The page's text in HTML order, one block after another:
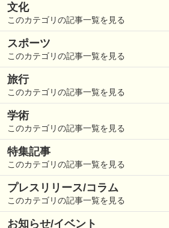
文化
このカテゴリの記事一覧を見る
スポーツ
このカテゴリの記事一覧を見る
旅行
このカテゴリの記事一覧を見る
学術
このカテゴリの記事一覧を見る
特集記事
このカテゴリの記事一覧を見る
プレスリリース/コラム
このカテゴリの記事一覧を見る
お知らせ/イベント